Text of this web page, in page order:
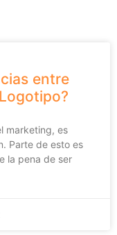
entre
marketing, es
Parte de esto es
la pena de ser